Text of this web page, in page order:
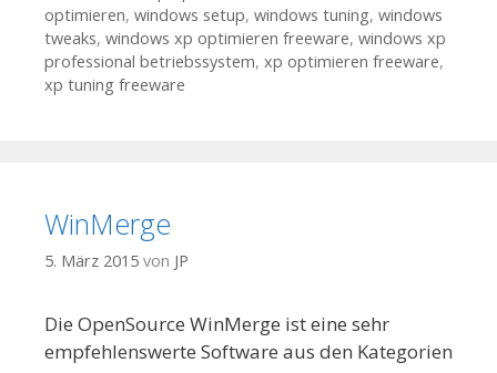
optimieren, windows setup, windows tuning, windows
tweaks, windows xp optimieren freeware, windows xp
professional betriebssystem, xp optimieren freeware,
xp tuning freeware
WinMerge
5. März 2015 von JP
Die OpenSource WinMerge ist eine sehr
empfehlenswerte Software aus den Kategorien